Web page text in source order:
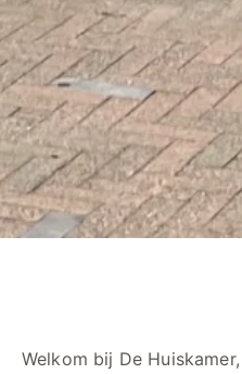
Welkom bij De